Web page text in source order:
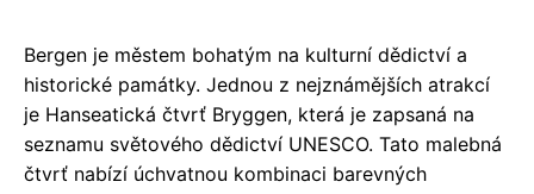
Bergen je městem bohatým na kulturní dědictví a
historické památky. Jednou z nejznámějších atrakcí
je Hanseatická čtvrť Bryggen, která je zapsaná na
seznamu světového dědictví UNESCO. Tato malebná
čtvrť nabízí úchvatnou kombinaci barevných